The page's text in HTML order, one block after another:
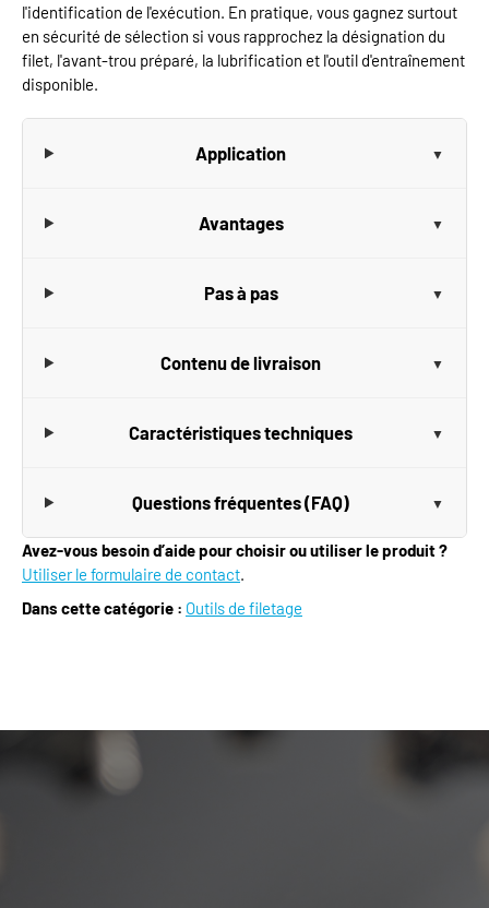
l'identification de l'exécution. En pratique, vous gagnez surtout
en sécurité de sélection si vous rapprochez la désignation du
filet, l'avant-trou préparé, la lubrification et l'outil d'entraînement
disponible.
Application
Avantages
Pas à pas
Contenu de livraison
Caractéristiques techniques
Questions fréquentes (FAQ)
Avez-vous besoin d’aide pour choisir ou utiliser le produit ?
Utiliser le formulaire de contact.
Dans cette catégorie : Outils de filetage